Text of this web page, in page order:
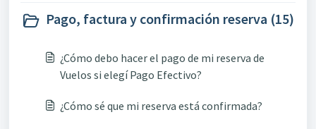
Pago, factura y confirmación reserva (15)
¿Cómo debo hacer el pago de mi reserva de
Vuelos si elegí Pago Efectivo?
¿Cómo sé que mi reserva está confirmada?